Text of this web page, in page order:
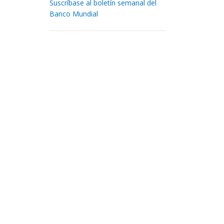
Suscríbase al boletín semanal del
Banco Mundial